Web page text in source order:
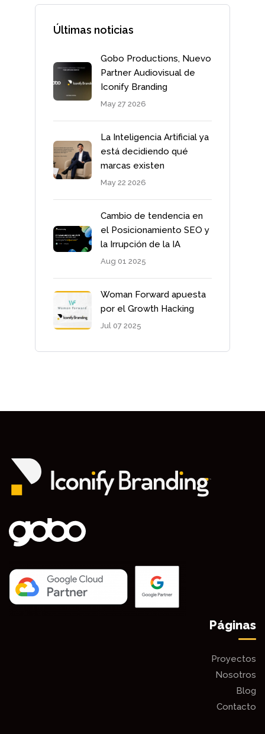
Últimas noticias
Gobo Productions, Nuevo
Partner Audiovisual de
Iconify Branding
May 27 2026
La Inteligencia Artificial ya
está decidiendo qué
marcas existen
May 22 2026
Cambio de tendencia en
el Posicionamiento SEO y
la Irrupción de la IA
Aug 01 2025
Woman Forward apuesta
por el Growth Hacking
Jul 07 2025
Páginas
Proyectos
Nosotros
Blog
Contacto